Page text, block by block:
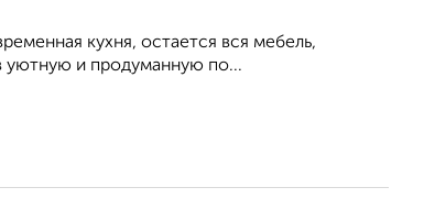
кухня, остается вся мебель,
уютную и продуманную по...